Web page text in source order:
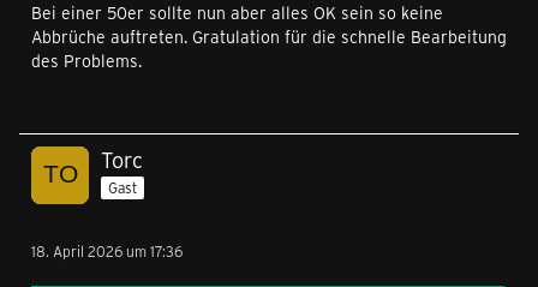
Bei einer 50er sollte nun aber alles OK sein so keine
Abbrüche auftreten. Gratulation für die schnelle Bearbeitung
des Problems.
Torc
Gast
18. April 2026 um 17:36